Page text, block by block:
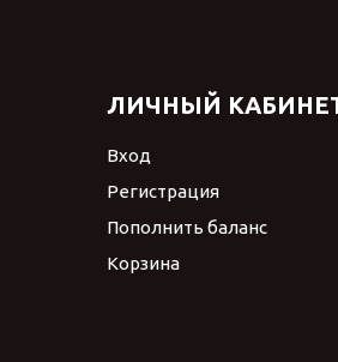
ЛИЧНЫЙ
Вход
Регистрация
Пополнить баланс
Корзина